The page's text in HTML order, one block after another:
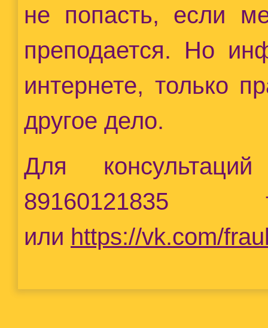
не попасть, если
преподается. Но
интернете, только
другое дело.
Для
89160121835
или https://vk.com/